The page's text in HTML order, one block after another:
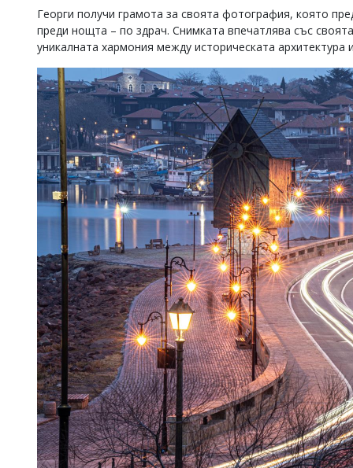
Георги получи грамота за своята фотография, която
преди нощта – по здрач. Снимката впечатлява със
уникалната хармония между историческата архитектура